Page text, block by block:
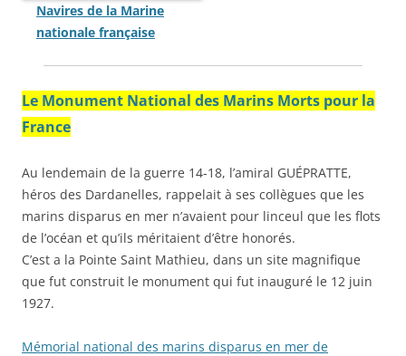
Navires de la Marine
nationale française
Le Monument National des Marins Morts pour la
France
Au lendemain de la guerre 14-18, l’amiral GUÉPRATTE,
héros des Dardanelles, rappelait à ses collègues que les
marins disparus en mer n’avaient pour linceul que les flots
de l’océan et qu’ils méritaient d’être honorés.
C’est a la Pointe Saint Mathieu, dans un site magnifique
que fut construit le monument qui fut inauguré le 12 juin
1927.
Mémorial national des marins disparus en mer de